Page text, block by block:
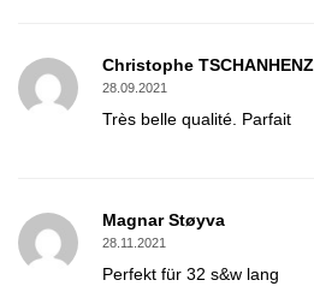
Christophe TSCHANHENZ
28.09.2021
Très belle qualité. Parfait
Magnar Støyva
28.11.2021
Perfekt für 32 s&w lang